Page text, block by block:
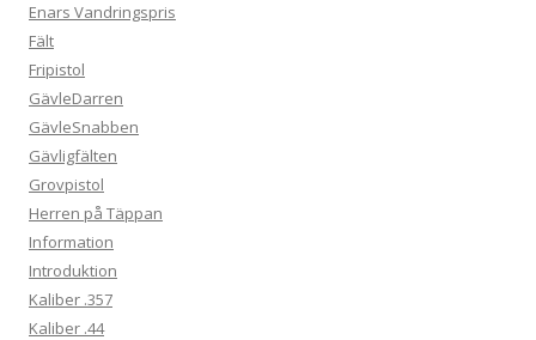
Enars Vandringspris
Fält
Fripistol
GävleDarren
GävleSnabben
Gävligfälten
Grovpistol
Herren på Täppan
Information
Introduktion
Kaliber .357
Kaliber .44